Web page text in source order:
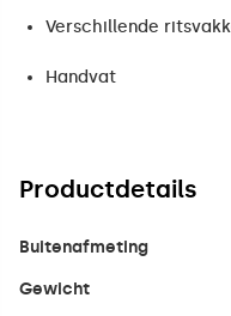
Verschillende
Handvat
Productdetails
Buitenafmeting
Gewicht